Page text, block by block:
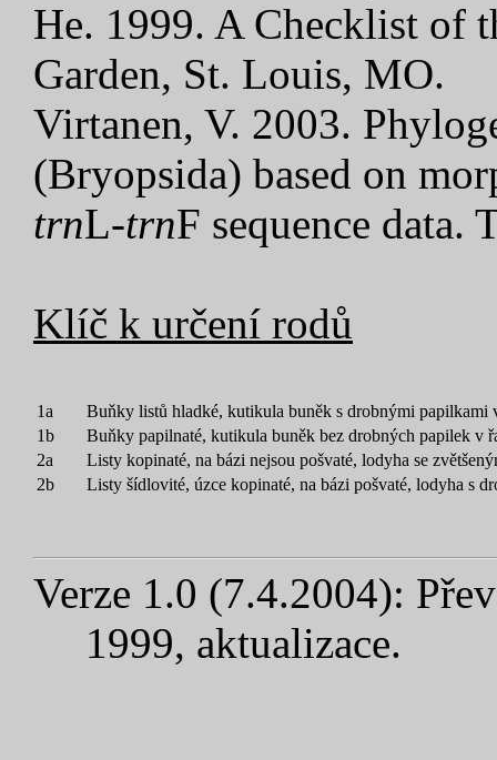
He. 1999. A Checklist of
Garden, St. Louis, MO.
Virtanen, V. 2003.
(Bryopsida) based on
trnL-trnF sequence
Klíč k určení rodů
1a
Buňky listů hladké, kutikula buněk s drobnými papilkami
1b
Buňky papilnaté, kutikula buněk bez drobných papilek v
2a
Listy kopinaté, na bázi nejsou pošvaté, lodyha se
2b
Listy šídlovité, úzce kopinaté, na bázi pošvaté, lodyha s
Verze 1.0 (7.4.2004):
1999, aktualizace.